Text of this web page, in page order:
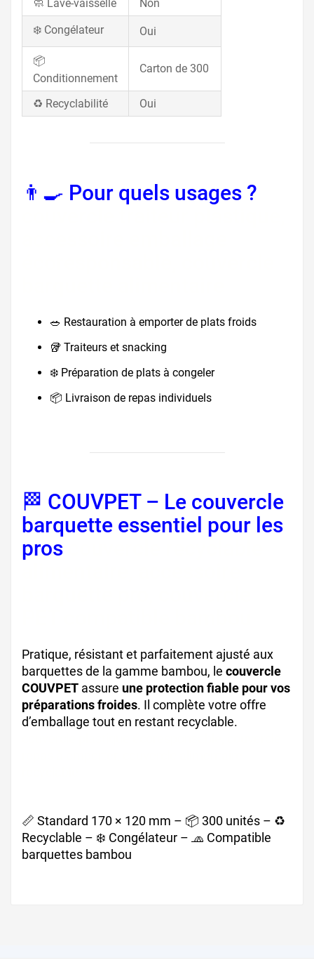
🧼 Lave-vaisselle
Non
❄️ Congélateur
Oui
📦
Conditionnement
Carton de 300
♻️ Recyclabilité Oui
👨‍🍳 Pour quels usages ?
🥗 Restauration à emporter de plats froids
🥡 Traiteurs et snacking
❄️ Préparation de plats à congeler
📦 Livraison de repas individuels
🏁 COUVPET – Le couvercle
barquette essentiel pour les
pros
Pratique, résistant et parfaitement ajusté aux
barquettes de la gamme bambou, le couvercle
COUVPET assure une protection fiable pour vos
préparations froides. Il complète votre offre
d’emballage tout en restant recyclable.
📏 Standard 170 × 120 mm – 📦 300 unités – ♻️
Recyclable – ❄️ Congélateur – 🧢 Compatible
barquettes bambou